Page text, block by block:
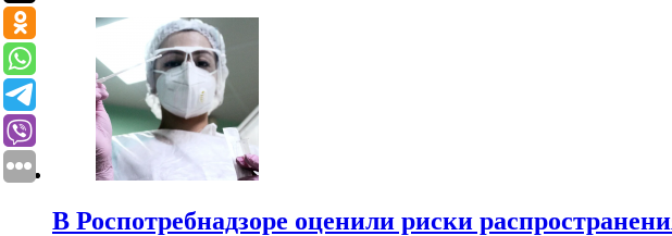
В Роспотребнадзоре оценили риски